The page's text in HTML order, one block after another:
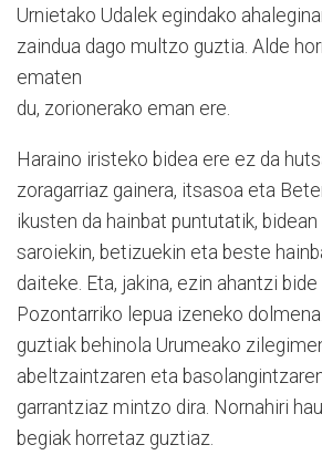
Urnietako Udalek egindako
zaindua dago multzo guztia. Alde
ematen
du, zorionerako eman ere.
Haraino iristeko bidea ere ez da
zoragarriaz gainera, itsasoa eta
ikusten da hainbat puntutatik,
saroiekin, betizuekin eta beste
daiteke. Eta, jakina, ezin ahantzi
Pozontarriko lepua izeneko
guztiak behinola Urumeako
abeltzaintzaren eta
garrantziaz mintzo dira. Nornahiri
begiak horretaz guztiaz.